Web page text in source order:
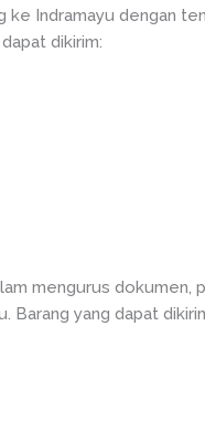
ke Indramayu dengan
dikirim:
mengurus
Barang yang dapat